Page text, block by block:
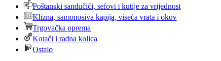
Poštanski sandučići, sefovi i kutije za vrijednost
Klizna, samonosiva kapija, viseća vrata i okov
Trgovačka oprema
Kotači i radna kolica
Ostalo